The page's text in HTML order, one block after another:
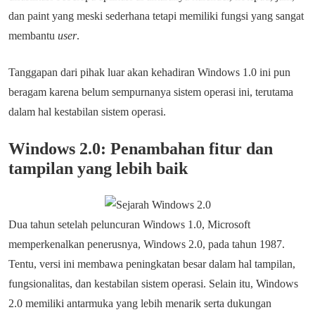
dan paint yang meski sederhana tetapi memiliki fungsi yang sangat
membantu user.
Tanggapan dari pihak luar akan kehadiran Windows 1.0 ini pun
beragam karena belum sempurnanya sistem operasi ini, terutama
dalam hal kestabilan sistem operasi.
Windows 2.0: Penambahan fitur dan
tampilan yang lebih baik
Dua tahun setelah peluncuran Windows 1.0, Microsoft
memperkenalkan penerusnya, Windows 2.0, pada tahun 1987.
Tentu, versi ini membawa peningkatan besar dalam hal tampilan,
fungsionalitas, dan kestabilan sistem operasi. Selain itu, Windows
2.0 memiliki antarmuka yang lebih menarik serta dukungan